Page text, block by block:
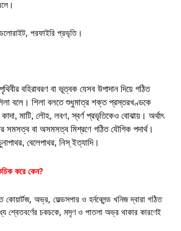
ডলোরাইট, পরফাইরি প্রভৃতি।
বহিরাবরণ বা ভূত্বক যেসব উপাদান দিয়ে গঠিত
শিলা বলে। শিলা বলতে শুধুমাত্র শক্ত প্রস্তরখণ্ডকে
মাটি, লৌহ, লবণ, স্বর্ণ প্রভৃতিকেও বোঝায়। অর্থাৎ
সমসত্ব বা অসমসত্ব মিশ্রণে গঠিত যৌগিক পদার্থ।
বেলেপাথর, নিস্ ইত্যাদি।
করে কেন?
কোয়ার্টজ, অভ্র, ফেল্ডসপার ও হর্নব্লেন্ড খনিজ দ্বারা গঠিত
শ্বেতবর্ণের চকচকে, মসৃণ ও পাতলা অভ্র থাকার কারণেই